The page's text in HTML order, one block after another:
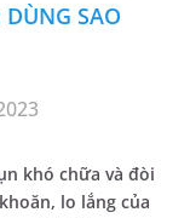
SAO
khó chữa và đòi
lo lắng của